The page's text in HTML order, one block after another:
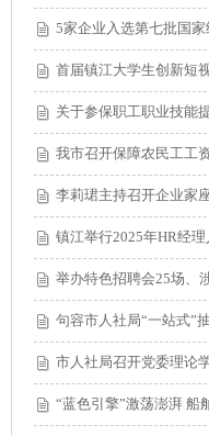
5家企业入选第七批国
首届镇江大学生创新短
关于参保职工职业技能
我市召开保障农民工工
李莉珺主持召开企业家
镇江举行2025年HR经
举办特色招聘会25场、
句容市人社局“一站式”
市人社局召开党委理论
“蓝色引擎”激荡澎湃 船